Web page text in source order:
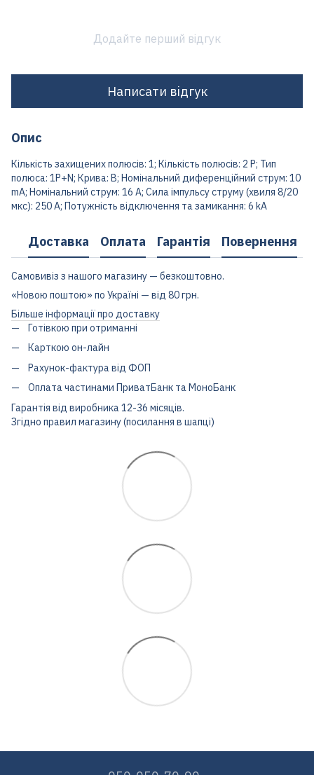
Додайте перший відгук
Написати відгук
Опис
Кількість захищених полюсів: 1; Кількість полюсів: 2 P; Тип
полюса: 1P+N; Крива: B; Номінальний диференційний струм: 10
mA; Номінальний струм: 16 A; Сила імпульсу струму (хвиля 8/20
мкс): 250 A; Потужність відключення та замикання: 6 kA
Доставка Оплата Гарантія Повернення
Самовивіз з нашого магазину — безкоштовно.
«Новою поштою» по Україні — від 80 грн.
Більше інформації про доставку
Готівкою при отриманні
Карткою он-лайн
Рахунок-фактура від ФОП
Оплата частинами ПриватБанк та МоноБанк
Гарантія від виробника 12-36 місяців.
Згідно правил магазину (посилання в шапці)